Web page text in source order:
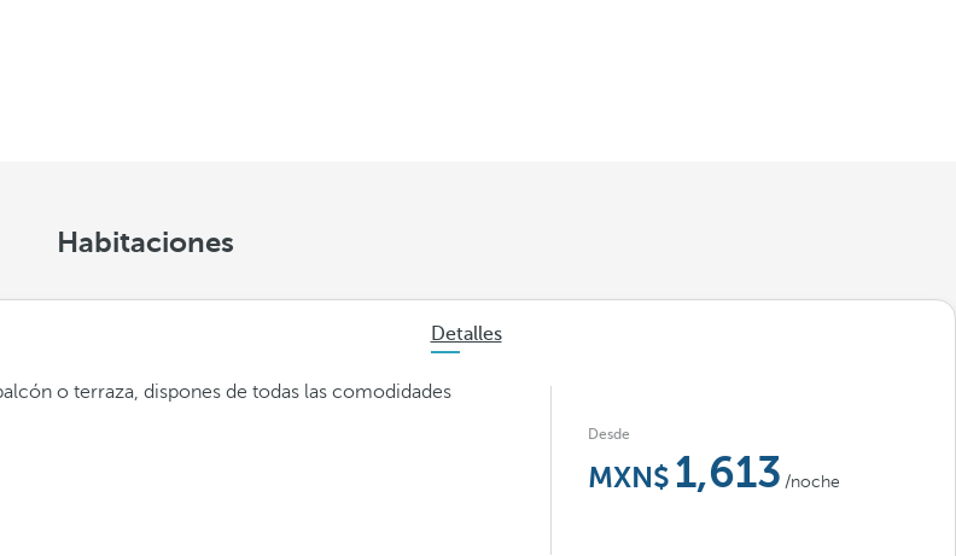
Habitaciones
Detalles
o terraza, dispones de todas las comodidades
Desde
1,613 /noche